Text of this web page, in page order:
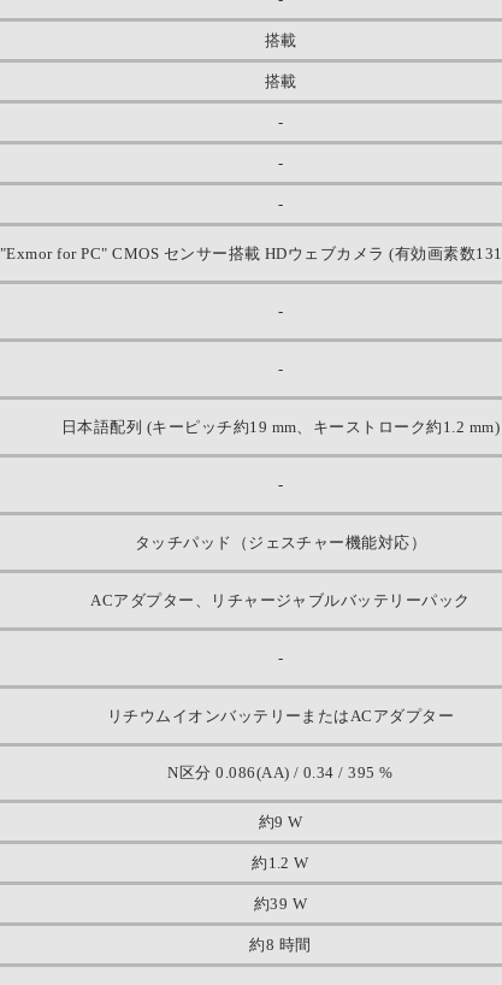
搭載
搭載
-
-
-
"Exmor for PC" CMOS センサー搭載 HDウェブカメラ (有効画素数
-
-
日本語配列 (キーピッチ約19 mm、キーストローク約1.2 mm)
-
タッチパッド（ジェスチャー機能対応）
ACアダプター、リチャージャブルバッテリーパック
-
リチウムイオンバッテリーまたはACアダプター
N区分 0.086(AA) / 0.34 / 395 %
約9 W
約1.2 W
約39 W
約8 時間